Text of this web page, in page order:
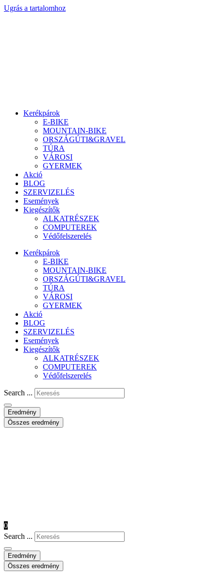
Ugrás a tartalomhoz
Kerékpárok
E-BIKE
MOUNTAIN-BIKE
ORSZÁGÚTI&GRAVEL
TÚRA
VÁROSI
GYERMEK
Akció
BLOG
SZERVIZELÉS
Események
Kiegészítők
ALKATRÉSZEK
COMPUTEREK
Védőfelszerelés
Kerékpárok
E-BIKE
MOUNTAIN-BIKE
ORSZÁGÚTI&GRAVEL
TÚRA
VÁROSI
GYERMEK
Akció
BLOG
SZERVIZELÉS
Események
Kiegészítők
ALKATRÉSZEK
COMPUTEREK
Védőfelszerelés
Search ...
Eredmény
Összes eredmény
0
Search ...
Eredmény
Összes eredmény